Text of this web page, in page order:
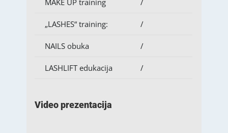
MAKE UP training /
„LASHES“ training: /
NAILS obuka /
LASHLIFT edukacija /
Video prezentacija